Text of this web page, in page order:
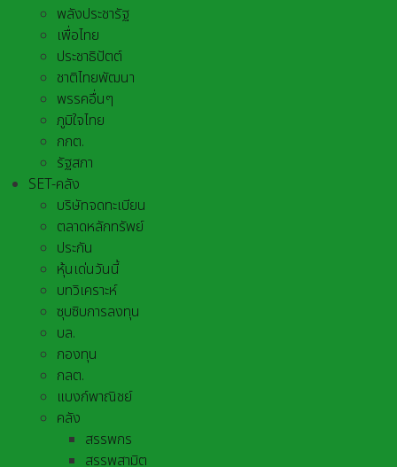
พลังประชารัฐ
เพื่อไทย
ประชาธิปัตต์
ชาติไทยพัฒนา
พรรคอื่นๆ
ภูมิใจไทย
กกต.
รัฐสภา
SET-คลัง
บริษัทจดทะเบียน
ตลาดหลักทรัพย์
ประกัน
หุ้นเด่นวันนี้
บทวิเคราะห์
ซุบซิบการลงทุน
บล.
กองทุน
กลต.
แบงก์พาณิชย์
คลัง
สรรพกร
สรรพสามิต